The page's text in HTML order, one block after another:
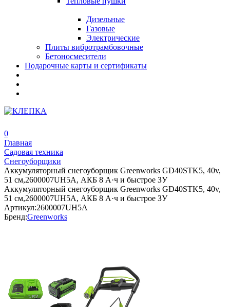
Дизельные
Газовые
Электрические
Плиты вибротрамбовочные
Бетоносмесители
Подарочные карты и сертификаты
0
Главная
Садовая техника
Снегоуборщики
Аккумуляторный снегоуборщик Greenworks GD40STK5, 40v,
51 см,2600007UH5A, АКБ 8 А·ч и быстрое ЗУ
Аккумуляторный снегоуборщик Greenworks GD40STK5, 40v,
51 см,2600007UH5A, АКБ 8 А·ч и быстрое ЗУ
Артикул:2600007UH5A
Бренд:Greenworks